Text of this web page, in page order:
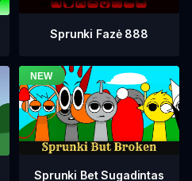
Sprunki Fazė 888
Sprunki Bet Sugadintas